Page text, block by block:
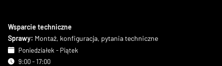
Wsparcie techniczne
Sprawy: Montaż, konfiguracja, pytania techniczne
Poniedziałek - Piątek
9:00 - 17:00